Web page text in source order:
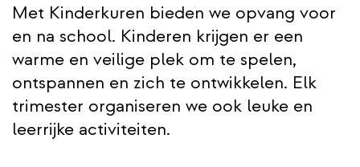
Met Kinderkuren bieden we opvang voor
en na school. Kinderen krijgen er een
warme en veilige plek om te spelen,
ontspannen en zich te ontwikkelen. Elk
trimester organiseren we ook leuke en
leerrijke activiteiten.